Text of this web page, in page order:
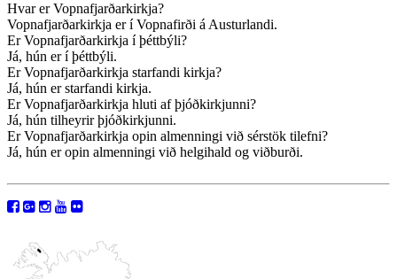
Hvar er Vopnafjarðarkirkja?
Vopnafjarðarkirkja er í Vopnafirði á Austurlandi.
Er Vopnafjarðarkirkja í þéttbýli?
Já, hún er í þéttbýli.
Er Vopnafjarðarkirkja starfandi kirkja?
Já, hún er starfandi kirkja.
Er Vopnafjarðarkirkja hluti af þjóðkirkjunni?
Já, hún tilheyrir þjóðkirkjunni.
Er Vopnafjarðarkirkja opin almenningi við sérstök tilefni?
Já, hún er opin almenningi við helgihald og viðburði.